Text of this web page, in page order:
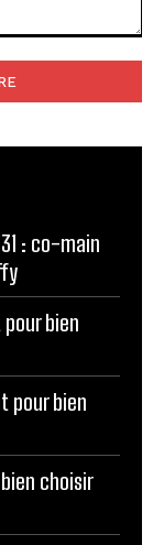
: co-main
bien
pour bien
choisir